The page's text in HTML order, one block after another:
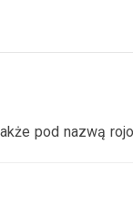
pod nazwą